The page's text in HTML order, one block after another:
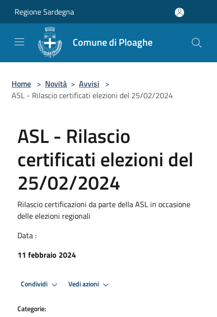
Regione Sardegna
Comune di Ploaghe
Home > Novità > Avvisi >
ASL - Rilascio certificati elezioni del 25/02/2024
ASL - Rilascio
certificati elezioni del
25/02/2024
Rilascio certificazioni da parte della ASL in occasione
delle elezioni regionali
Data :
11 febbraio 2024
Condividi Vedi azioni
Categorie: